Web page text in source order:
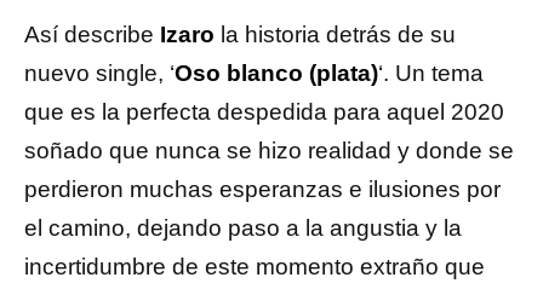
Así describe Izaro la historia detrás de su
nuevo single, ‘Oso blanco (plata)‘. Un tema
que es la perfecta despedida para aquel 2020
soñado que nunca se hizo realidad y donde se
perdieron muchas esperanzas e ilusiones por
el camino, dejando paso a la angustia y la
incertidumbre de este momento extraño que